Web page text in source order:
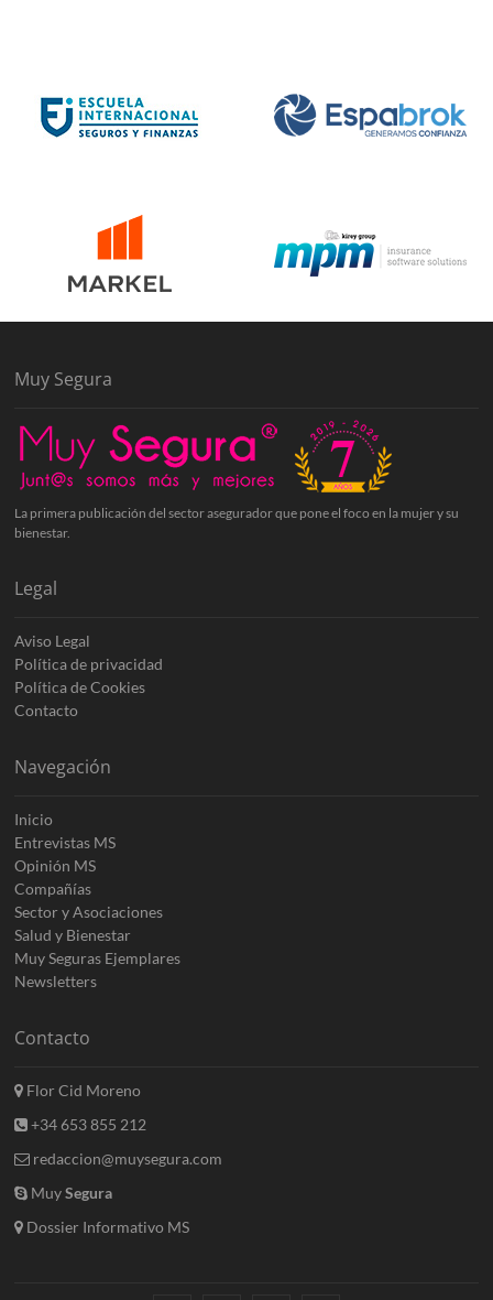
Muy Segura
La primera publicación del sector asegurador que pone el foco en la mujer y su
bienestar.
Legal
Aviso Legal
Política de privacidad
Política de Cookies
Contacto
Navegación
Inicio
Entrevistas MS
Opinión MS
Compañías
Sector y Asociaciones
Salud y Bienestar
Muy Seguras Ejemplares
Newsletters
Contacto
Flor Cid Moreno
+34 653 855 212
redaccion@muysegura.com
MuySegura
Dossier Informativo MS